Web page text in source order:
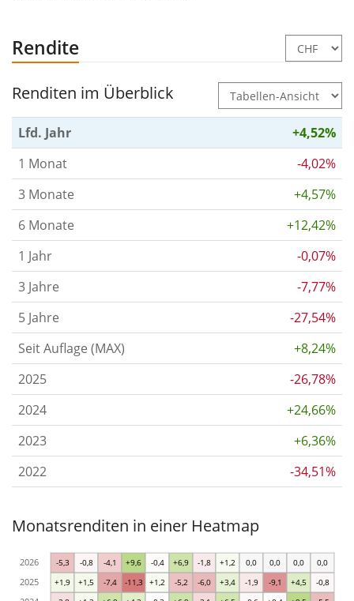
Rendite
Renditen im Überblick
Lfd. Jahr
+4,52%
1 Monat
-4,02%
3 Monate
+4,57%
6 Monate
+12,42%
1 Jahr
-0,07%
3 Jahre
-7,77%
5 Jahre
-27,54%
Seit Auflage (MAX)
+8,24%
2025
-26,78%
2024
+24,66%
2023
+6,36%
2022
-34,51%
Monatsrenditen in einer Heatmap
+1,9 +1,5 -7,4 -11,3 +1,2 -5,2 -6,0 +3,4 -1,9 -9,1 +4,5 -0,8
-5,3 -0,8 -4,1 +9,6 -0,4 +6,9 -1,8 +1,2 0,0 0,0 0,0 0,0
2025
2026